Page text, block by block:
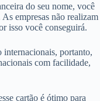
do seu nome, você
empresas não realizam
isso você conseguirá.
internacionais, portanto,
com facilidade,
cartão é ótimo para